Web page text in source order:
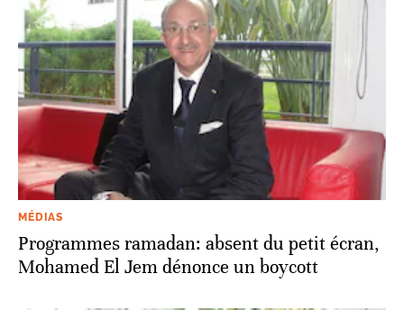
MÉDIAS
Programmes ramadan: absent du petit écran,
Mohamed El Jem dénonce un boycott